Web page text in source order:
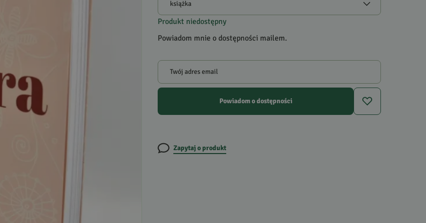
Produkt niedostępny
Powiadom mnie o dostępności mailem.
Twój adres email
Powiadom o dostępności
Zapytaj o produkt